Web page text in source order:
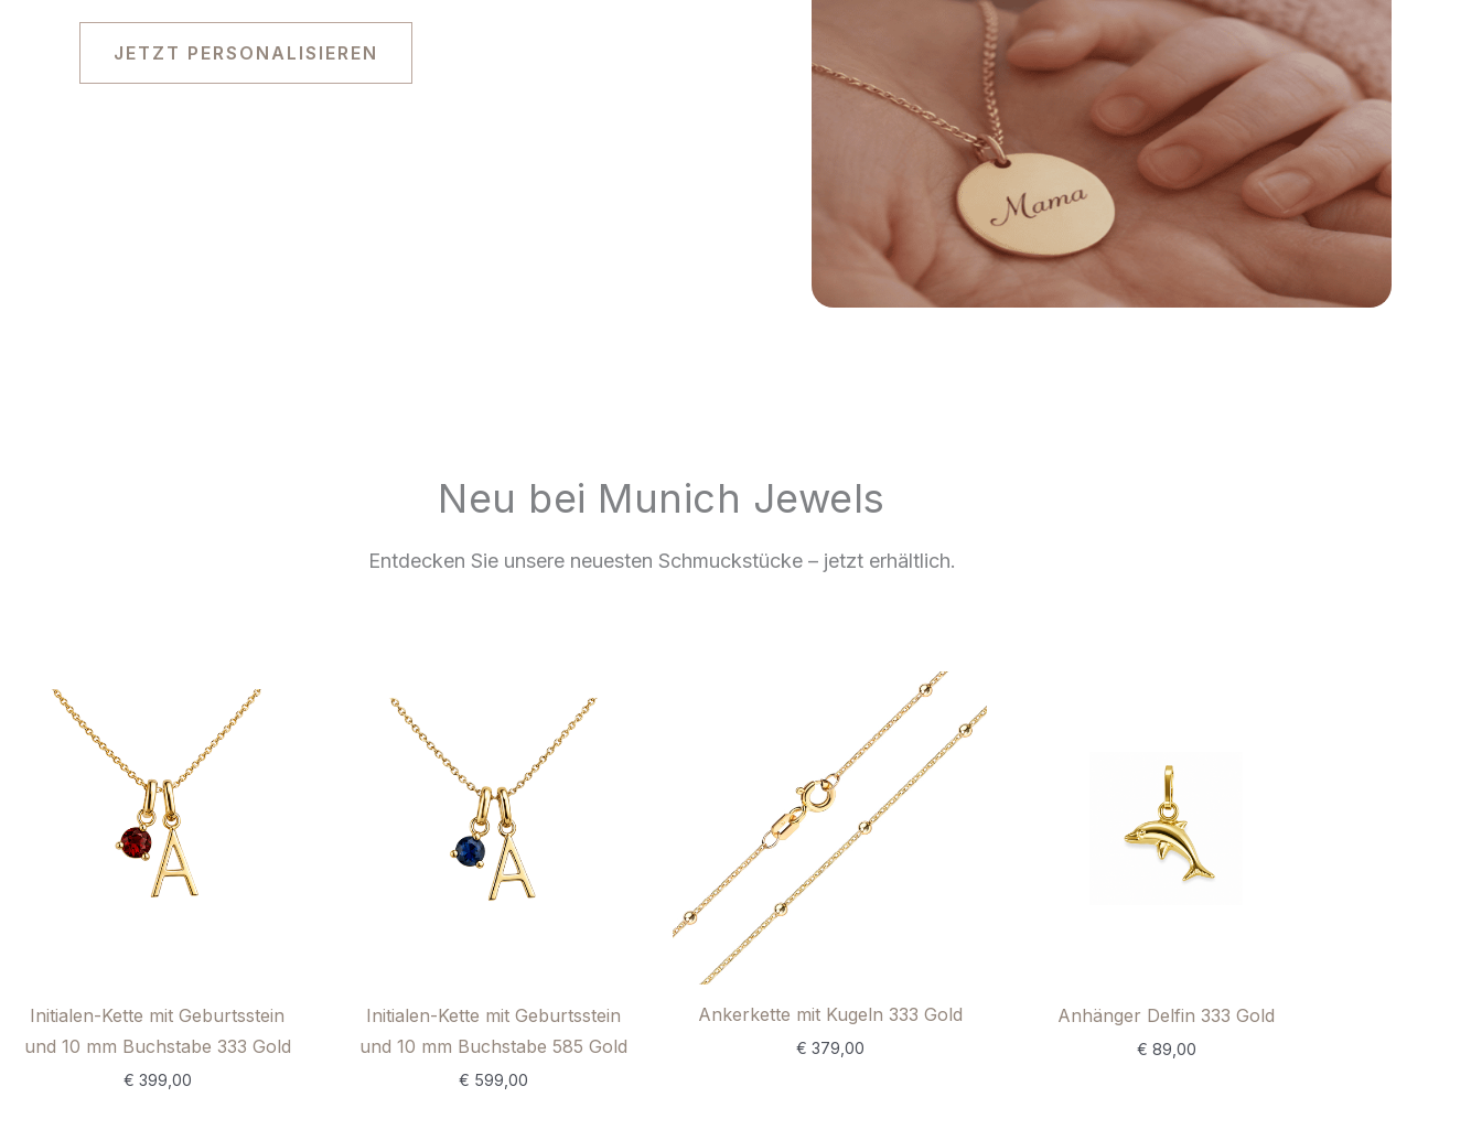
JETZT PERSONALISIEREN
Neu bei Munich Jewels
Entdecken Sie unsere neuesten Schmuckstücke – jetzt erhältlich.
Initialen-Kette mit Geburtsstein
und 10 mm Buchstabe 333 Gold
€ 399,00
Initialen-Kette mit Geburtsstein
und 10 mm Buchstabe 585 Gold
€ 599,00
Ankerkette mit Kugeln 333 Gold
€ 379,00
Anhänger Delfin 333 Gold
€ 89,00